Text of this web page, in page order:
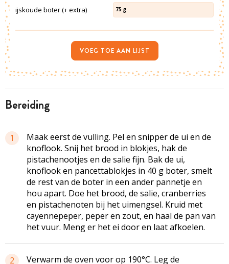
bereiding
1
Maak eerst de vulling. Pel en snipper de ui en de
knoflook. Snij het brood in blokjes, hak de
pistachenootjes en de salie fijn. Bak de ui,
knoflook en pancettablokjes in 40 g boter, smelt
de rest van de boter in een ander pannetje en
hou apart. Doe het brood, de salie, cranberries
en pistachenoten bij het uimengsel. Kruid met
cayennepeper, peper en zout, en haal de pan van
het vuur. Meng er het ei door en laat afkoelen.
2 Verwarm de oven voor op 190°C. Leg de
ijskoude boter (+ extra) 75 g
VOEG TOE AAN LIJST